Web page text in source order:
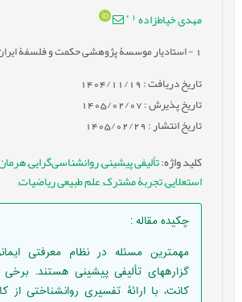
مهدی خیاط‌زاده1
*
- استادیار موسسۀ پژوهشی حکمت و فلسفۀ ایران،
تاریخ دریافت : 1404/11/19
تاریخ پذیرش : 1405/02/07
تاریخ انتشار : 1405/02/29
کلید واژه:تألیفی پیشینی,روانشناسی‌گرایی,
استعلایی,تجربۀ مشترک,علم طبیعی ریاضیات,
چکیده مقاله:
مهمترین مسئله در نظام معرفتی
گزاره­های تألیفی پیشینی هستند. برخی
کانت، با ارائۀ تفسیری روانشناختی از